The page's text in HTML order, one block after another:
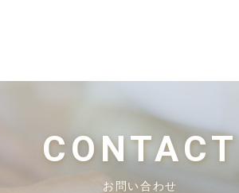
CONTACT
お問い合わせ